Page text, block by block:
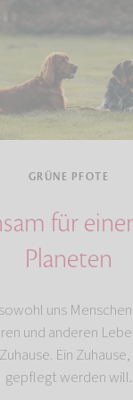
GRÜNE PFOTE
für
Planeten
uns
und anderen
Ein
gepflegt werden will.